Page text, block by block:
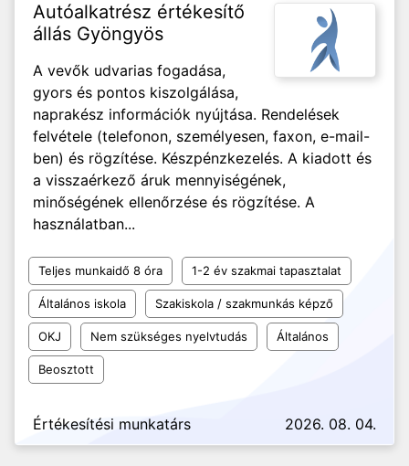
Autóalkatrész értékesítő
állás Gyöngyös
A vevők udvarias fogadása,
gyors és pontos kiszolgálása,
naprakész információk nyújtása. Rendelések
felvétele (telefonon, személyesen, faxon, e-mail-
ben) és rögzítése. Készpénzkezelés. A kiadott és
a visszaérkező áruk mennyiségének,
minőségének ellenőrzése és rögzítése. A
használatban...
Teljes munkaidő 8 óra 1-2 év szakmai tapasztalat
Általános iskola Szakiskola / szakmunkás képző
OKJ Nem szükséges nyelvtudás Általános
Beosztott
Értékesítési munkatárs 2026. 08. 04.